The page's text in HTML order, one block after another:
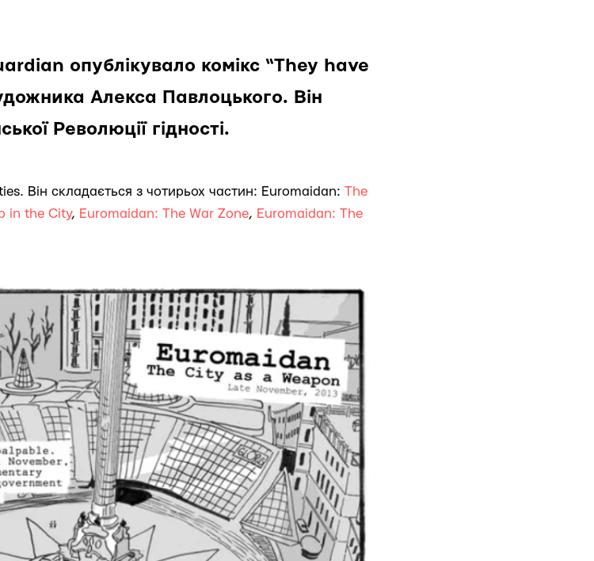
опублікувало комікс “They have
Алекса Павлоцького. Він
Революції гідності.
Він складається з чотирьох частин: Euromaidan: The
in the City, Euromaidan: The War Zone, Euromaidan: The